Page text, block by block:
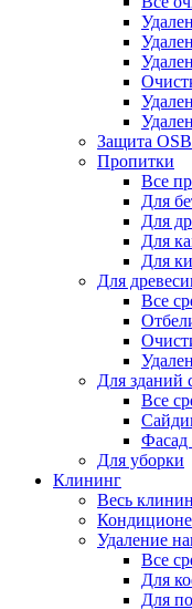
Защита OSB
Пропитки
Все
Для
Для
Для
Для
Для
Все
Для зданий
Все
Фасад
Для уборки
Клининг
Весь
Удаление
Все
Для
Для